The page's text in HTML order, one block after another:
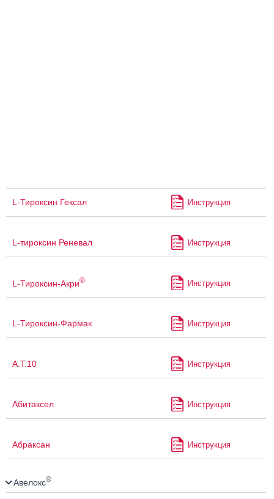
L-Тироксин Гексал Инструкция
L-тироксин Реневал Инструкция
L-Тироксин-Акри® Инструкция
L-Тироксин-Фармак Инструкция
А.Т.10 Инструкция
Абитаксел Инструкция
Абраксан Инструкция
Авелокс®